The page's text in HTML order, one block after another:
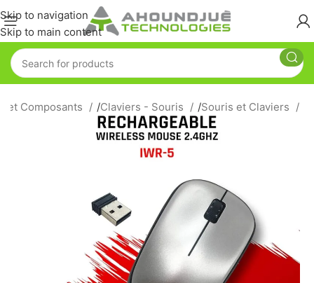
Skip to navigation
Skip to main content
et Composants /Claviers - Souris /Souris et Claviers